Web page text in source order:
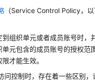
（Service Control Policy，
组织单元或者成员账号时，
元包含的成员账号的授权范
才能生效。
控制时，存在着一些区别，